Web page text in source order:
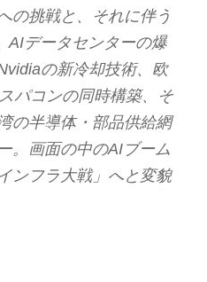
の挑戦と、それに伴う
AIデータセンターの爆
の新冷却技術、 欧
パコンの同時構築、そ
の半導体・部品供給網
。画面の中のAIブーム
ンフラ大戦」へと変貌